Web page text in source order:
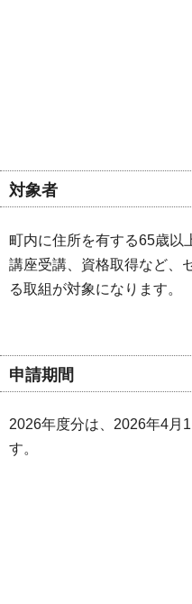
対象者
町内に住所を有する65歳以
講座受講、資格取得など、
る取組が対象になります。
申請期間
2026年度分は、2026年4月
す。